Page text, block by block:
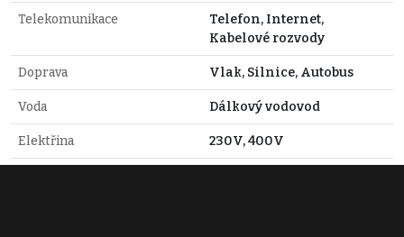
Telekomunikace
Telefon, Internet,
Kabelové rozvody
Doprava Vlak, Silnice, Autobus
Voda Dálkový vodovod
Elektřina 230V, 400V